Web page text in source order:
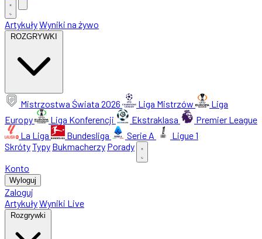
ArtykułyWyniki na żywo
ROZGRYWKI
Mistrzostwa Świata 2026 Liga Mistrzów
Liga
Europy
Liga Konferencji Ekstraklasa
Premier League
La Liga
Bundesliga Serie A
Ligue 1
SkrótyTypy Bukmacherzy Porady
Konto
Wyloguj
Zaloguj
ArtykułyWyniki Live
Rozgrywki